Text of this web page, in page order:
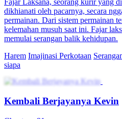
Hardi Jonas, adalah pegawai
Penjaga Keamanan di perusahaan
Melindungi Presiden Perusahaan,
orang-orang yang menginginkan
membawa Hardi berhadapan
Delapan, yaitu para pengendali
Tingkah laku Hardi tidak bisa
bencana besar bagi mereka yang
Hardi yang orang biasa, seperti
Apa hubungannya dengan pasukan
masih saja sendiri, dan bagaimana
Qisara Yanuar mantan kekasihnya,